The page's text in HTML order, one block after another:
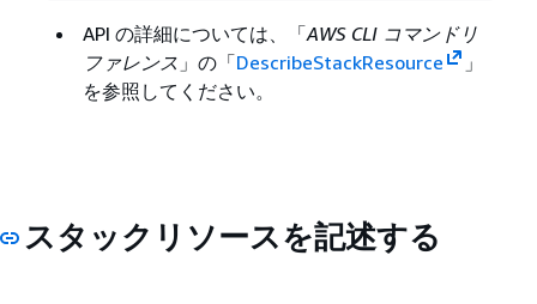
API の詳細については、「AWS CLI コマンドリ
ファレンス 」の「DescribeStackResource
」
を参照してください。
スタックリソースを記述する